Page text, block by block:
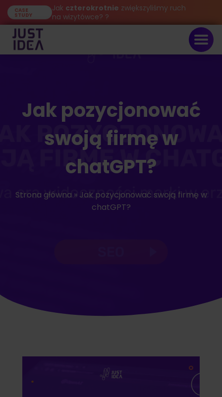
CASE
STUDY
Jak czterokrotnie zwiększyliśmy ruch
na wizytówce? ?
Jak pozycjonować
swoją firmę w
chatGPT?
Strona główna » Jak pozycjonować swoją firmę w
chatGPT?